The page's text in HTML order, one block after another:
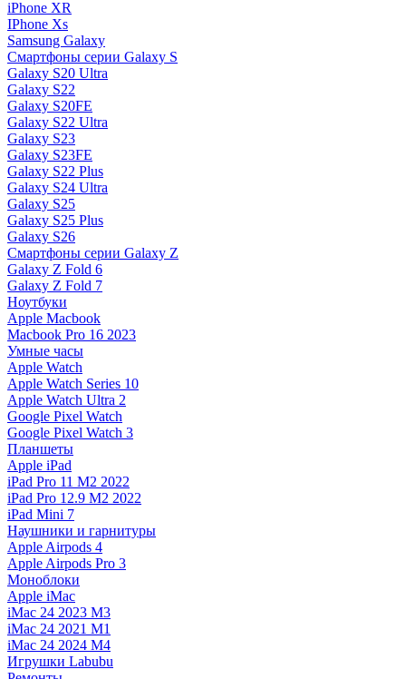
iPhone XR
IPhone Xs
Samsung Galaxy
Смартфоны серии Galaxy S
Galaxy S20 Ultra
Galaxy S22
Galaxy S20FE
Galaxy S22 Ultra
Galaxy S23
Galaxy S23FE
Galaxy S22 Plus
Galaxy S24 Ultra
Galaxy S25
Galaxy S25 Plus
Galaxy S26
Смартфоны серии Galaxy Z
Galaxy Z Fold 6
Galaxy Z Fold 7
Ноутбуки
Apple Macbook
Macbook Pro 16 2023
Умные часы
Apple Watch
Apple Watch Series 10
Apple Watch Ultra 2
Google Pixel Watch
Google Pixel Watch 3
Планшеты
Apple iPad
iPad Pro 11 M2 2022
iPad Pro 12.9 M2 2022
iPad Mini 7
Наушники и гарнитуры
Apple Airpods 4
Apple Airpods Pro 3
Моноблоки
Apple iMac
iMac 24 2023 M3
iMac 24 2021 M1
iMac 24 2024 M4
Игрушки Labubu